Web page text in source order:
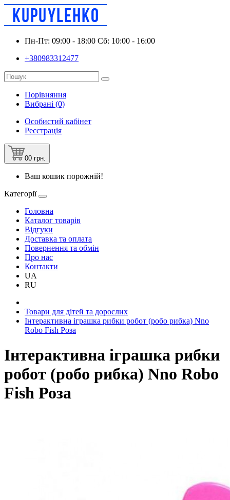
Пн-Пт: 09:00 - 18:00 Сб: 10:00 - 16:00
+380983312477
Порівняння
Вибрані (0)
Особистий кабінет
Реєстрація
00 грн.
Ваш кошик порожній!
Категорії
Головна
Каталог товарів
Відгуки
Доставка та оплата
Повернення та обмін
Про нас
Контакти
UA
RU
Товари для дітей та дорослих
Інтерактивна іграшка рибки робот (робо рибка) Nno
Robo Fish Роза
Інтерактивна іграшка рибки
робот (робо рибка) Nno Robo
Fish Роза